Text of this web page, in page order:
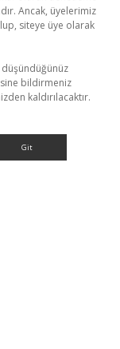
Ancak, üyelerimiz
siteye üye olarak
düşündüğünüz
bildirmeniz
kaldırılacaktır.